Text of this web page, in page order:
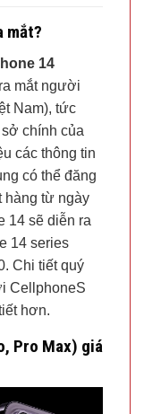
mắt?
14
mắt người
Nam), tức
chính của
các thông tin
có thể đăng
hàng từ ngày
14 sẽ diễn ra
14 series
Chi tiết quý
CellphoneS
hơn.
Pro Max) giá